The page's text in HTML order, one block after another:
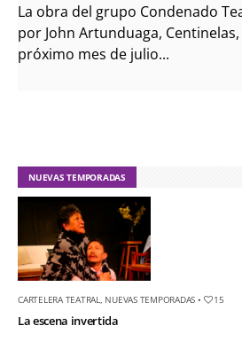
La obra del grupo Condenado
por John Artunduaga,
próximo mes de julio...
NUEVAS TEMPORADAS
CARTELERA TEATRAL NUEVAS TEMPORADAS • 15
La escena invertida